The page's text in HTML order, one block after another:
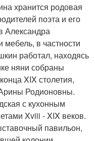
хранится родовая
поэта и его
Александра
в частности
работал, находясь
няни собраны
XIX столетия,
Родионовны.
с кухонным
Xviii - XIX веков.
павильон,